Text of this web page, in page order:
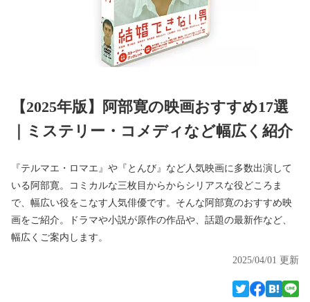
【2025年版】阿部寛の映画おすすめ17選
｜ミステリー・コメディなど幅広く紹介
『テルマエ・ロマエ』や『とんび』など人気映画に多数出演して
いる阿部寛。コミカルな三枚目からからシリアスな役どころま
で、幅広い役をこなす人気俳優です。そんな阿部寛のおすすめ映
画をご紹介。ドラマや小説が原作の作品や、話題の最新作など、
幅広くご案内します。
2025/04/01 更新